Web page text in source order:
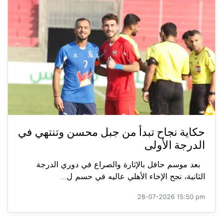
حكاية نجاح تبدأ من جبل محسن وتنتهي في
الدرجة الأولى
بعد موسم حافل بالإثارة والصراع في دوري الدرجة
الثانية، نجح الإخاء الأهلي عاليه في حسم ل...
28-07-2026 15:50 pm